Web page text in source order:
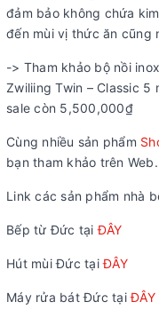
đảm bảo không chứa
đến mùi vị thức ăn cũng
-> Tham khảo bộ nồi
Zwiliing Twin – Classic
sale còn 5,500,000₫
Cùng nhiều sản phẩm
bạn tham khảo trên Web.
Link các sản phẩm nhà
Bếp từ Đức tạiĐÂY
Hút mùi Đức tạiĐÂY
Máy rửa bát Đức tạiĐÂY